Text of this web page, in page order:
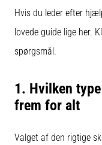
også
kendt
som
iliotibialbåndsyndrom
(ITBS),
et
meget
almindeligt
som
Hvis du leder efter
lovede guide lige her.
spørgsmål.
1. Hvilken
frem for alt
Valget af den rigtige